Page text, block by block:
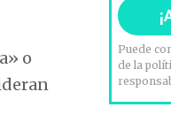
o
Puede
de la